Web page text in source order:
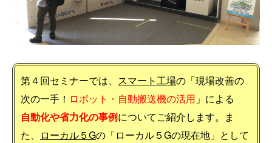
第４回セミナーでは、 スマート工場の「現場改善の
次の一手！ ロボット・自動搬送機の活用 」による
自動化や省力化の事例についてご紹介します。ま
た、
ローカル５Gの「ローカル５Gの現在地」として